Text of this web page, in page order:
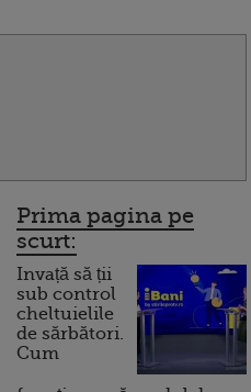
Prima pagina pe
scurt:
Invață să ții
sub control
cheltuielile
de sărbători.
Cum